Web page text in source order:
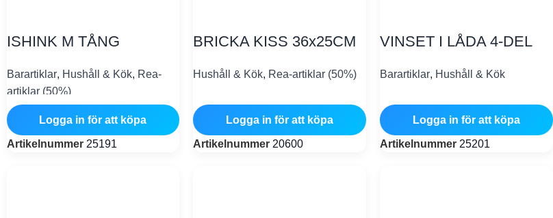
ISHINK M TÅNG
Barartiklar, Hushåll & Kök, Rea-
artiklar (50%)
Logga in för att köpa
Artikelnummer 25191
BRICKA KISS 36x25CM
Hushåll & Kök, Rea-artiklar (50%)
Logga in för att köpa
Artikelnummer 20600
VINSET I LÅDA 4-DEL
Barartiklar, Hushåll & Kök
Logga in för att köpa
Artikelnummer 25201